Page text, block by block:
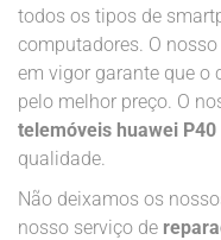
todos os tipos de
computadores. O
em vigor garante que o
pelo melhor preço. O
telemóveis huawei P40
qualidade.
Não deixamos os
nosso serviço de